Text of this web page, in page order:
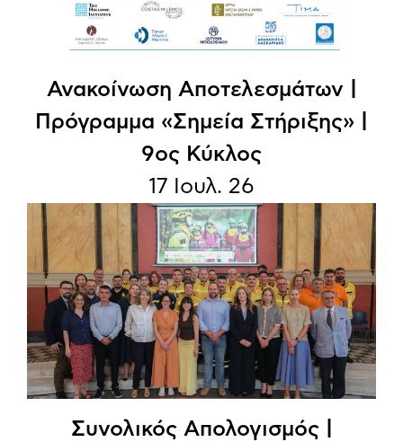
Ανακοίνωση Aποτελεσμάτων |
Πρόγραμμα «Σημεία Στήριξης» |
9ος Κύκλος
17 Ιουλ. 26
Συνολικός Απολογισμός |